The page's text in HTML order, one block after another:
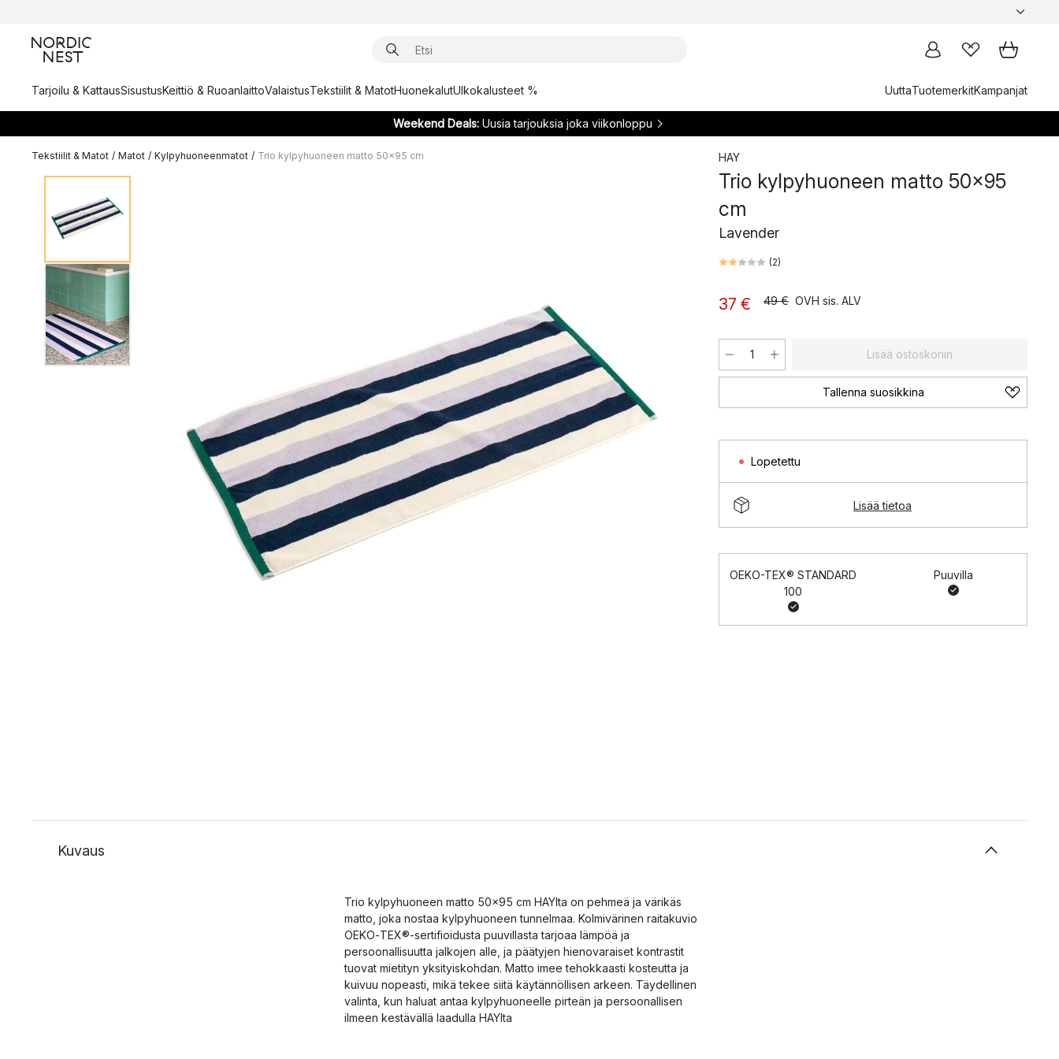
Tarjoilu & KattausSisustusKeittiö & RuoanlaittoValaistusTekstiilit & MatotHuonekalutUlkokalusteet % UuttaTuotemerkitKampanjat
Weekend Deals:Uusia tarjouksia joka viikonloppu
Tekstiilit & Matot / Matot / Kylpyhuoneenmatot / Trio kylpyhuoneen matto 50x95 cm HAY
Trio kylpyhuoneen matto 50x95
cm
Lavender
(2)
37 € 49 € OVH sis. ALV
Lisää ostoskoriin
Tallenna suosikkina
Lopetettu
Lisää tietoa
OEKO-TEX® STANDARD
100
Puuvilla
Kuvaus
Trio kylpyhuoneen matto 50x95 cm HAYlta on pehmeä ja värikäs
matto, joka nostaa kylpyhuoneen tunnelmaa. Kolmivärinen raitakuvio
OEKO‑TEX®-sertifioidusta puuvillasta tarjoaa lämpöä ja
persoonallisuutta jalkojen alle, ja päätyjen hienovaraiset kontrastit
tuovat mietityn yksityiskohdan. Matto imee tehokkaasti kosteutta ja
kuivuu nopeasti, mikä tekee siitä käytännöllisen arkeen. Täydellinen
valinta, kun haluat antaa kylpyhuoneelle pirteän ja persoonallisen
ilmeen kestävällä laadulla HAYlta